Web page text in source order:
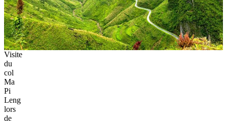
Visite
du
col
Ma
Pi
Leng
lors
de